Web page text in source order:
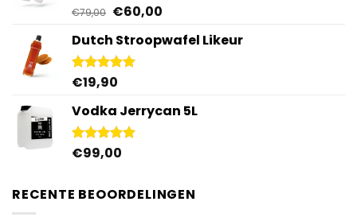
Gewaardeerd
€79,00 Oorspronkelijke
was:
€79,00.
€60,00Huidige
is:
Dutch Stroopwafel Likeur
Gewaardeerd
€19,90
Vodka Jerrycan 5L
Gewaardeerd
€99,00
RECENTE BEOORDELINGEN